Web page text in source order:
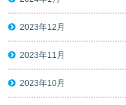
2023年12月
2023年11月
2023年10月